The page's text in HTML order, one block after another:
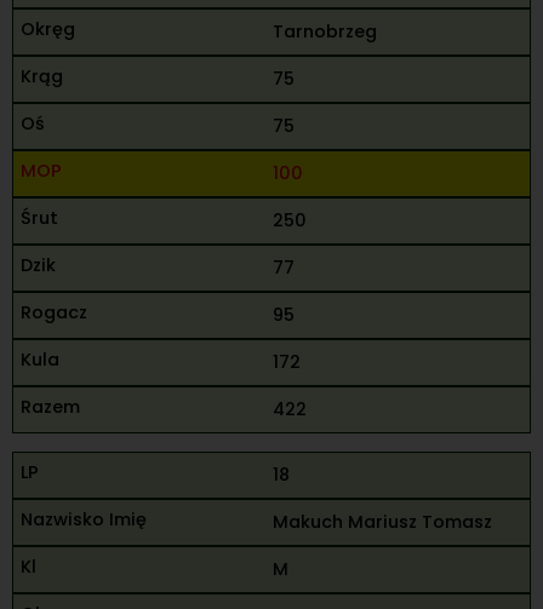
Tarnobrzeg
75
75
100
250
77
95
172
422
18
Makuch Mariusz Tomasz
M